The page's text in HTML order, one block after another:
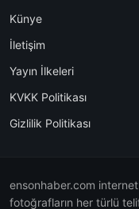
Künye
İletişim
Yayın İlkeleri
KVKK Politikası
Gizlilik Politikası
ensonhaber.com
fotoğrafların her türlü